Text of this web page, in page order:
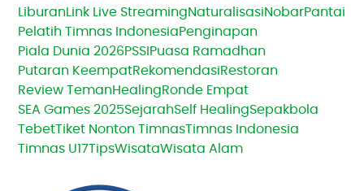
LiburanLink Live StreamingNaturalisasiNobarPantai
Pelatih Timnas IndonesiaPenginapan
Piala Dunia 2026PSSIPuasa Ramadhan
Putaran KeempatRekomendasiRestoran
Review TemanHealingRonde Empat
SEA Games 2025SejarahSelf HealingSepakbola
TebetTiket Nonton TimnasTimnas Indonesia
Timnas U17TipsWisataWisata Alam